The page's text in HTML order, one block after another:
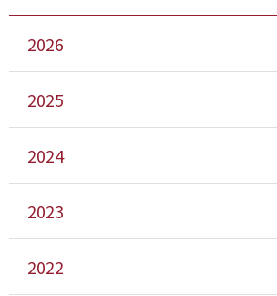
2026
2025
2024
2023
2022